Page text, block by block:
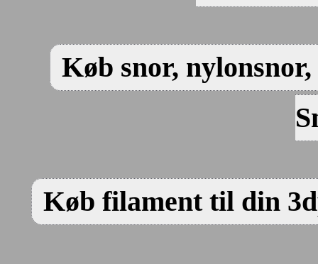
Køb snor,
Køb filament til din